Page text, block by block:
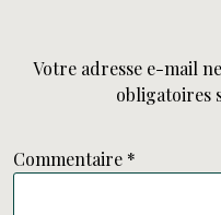
Votre adresse e-mail
obligatoires
Commentaire *